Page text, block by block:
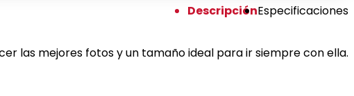
DescripciónEspecificaciones
las mejores fotos y un tamaño ideal para ir siempre con ella.